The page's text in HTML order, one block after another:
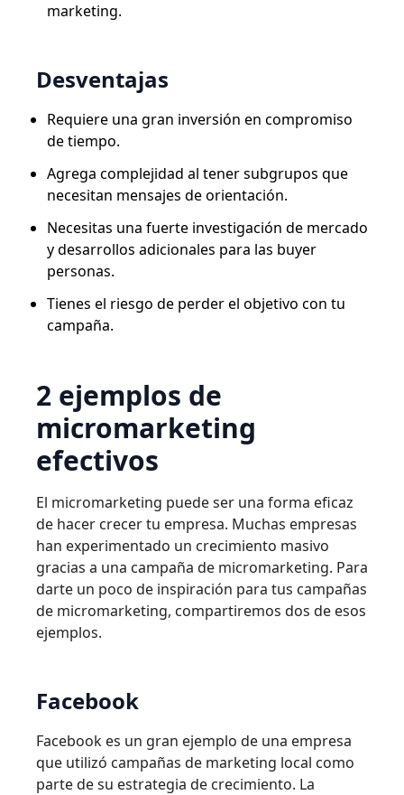
marketing.
Desventajas
Requiere una gran inversión en compromiso
de tiempo.
Agrega complejidad al tener subgrupos que
necesitan mensajes de orientación.
Necesitas una fuerte investigación de mercado
y desarrollos adicionales para las buyer
personas.
Tienes el riesgo de perder el objetivo con tu
campaña.
2 ejemplos de
micromarketing
efectivos
El micromarketing puede ser una forma eficaz
de hacer crecer tu empresa. Muchas empresas
han experimentado un crecimiento masivo
gracias a una campaña de micromarketing. Para
darte un poco de inspiración para tus campañas
de micromarketing, compartiremos dos de esos
ejemplos.
Facebook
Facebook es un gran ejemplo de una empresa
que utilizó campañas de marketing local como
parte de su estrategia de crecimiento. La